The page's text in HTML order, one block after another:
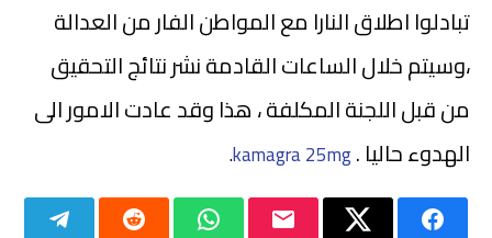
تبادلوا اطلاق النارا مع المواطن الفار من العدالة
،وسيتم خلال الساعات القادمة نشر نتائج التحقيق
من قبل اللجنة المكلفة ، هذا وقد عادت الامور الى
الهدوء حاليا .kamagra 25mg
.